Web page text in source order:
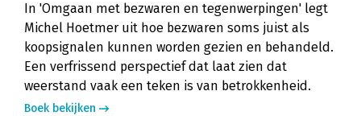
In 'Omgaan met bezwaren en tegenwerpingen' legt
Michel Hoetmer uit hoe bezwaren soms juist als
koopsignalen kunnen worden gezien en behandeld.
Een verfrissend perspectief dat laat zien dat
weerstand vaak een teken is van betrokkenheid.
Boek bekijken